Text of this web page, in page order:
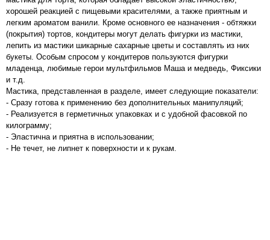
хорошей реакцией с пищевыми красителями, а также приятным и
легким ароматом ванили. Кроме основного ее назначения - обтяжки
(покрытия) тортов, кондитеры могут делать фигурки из мастики,
лепить из мастики шикарные сахарные цветы и составлять из них
букеты. Особым спросом у кондитеров пользуются фигурки
младенца, любимые герои мультфильмов Маша и медведь, Фиксики
и т.д.
Мастика, представленная в разделе, имеет следующие показатели:
- Сразу готова к применению без дополнительных манипуляций;
- Реализуется в герметичных упаковках и с удобной фасовкой по
килограмму;
- Эластична и приятна в использовании;
- Не течет, не липнет к поверхности и к рукам.